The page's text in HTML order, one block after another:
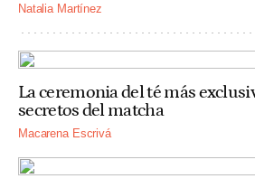
Natalia Martínez
La ceremonia del té más
secretos del matcha
Macarena Escrivá